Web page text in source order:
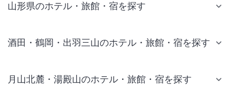
山形県のホテル・旅館・宿を探す
酒田・鶴岡・出羽三山のホテル・旅館・宿を探す
月山北麓・湯殿山のホテル・旅館・宿を探す